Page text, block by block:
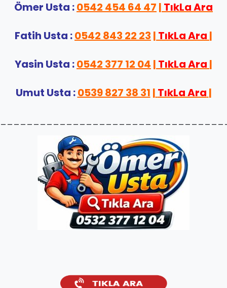
Ömer Usta :0542 454 64 47 | TıkLa Ara
Fatih Usta :0542 843 22 23 | TıkLa Ara |
Yasin Usta :0542 377 12 04 | TıkLa Ara |
Umut Usta :0539 827 38 31 | TıkLa Ara |